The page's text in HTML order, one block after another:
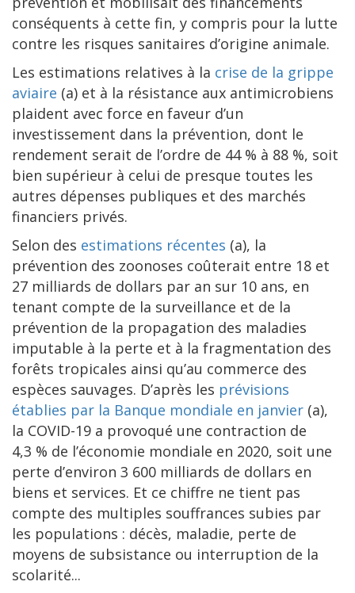
conséquents à cette fin, y compris pour la lutte
contre les risques sanitaires d’origine animale.
Les estimations relatives à la crise de la grippe
aviaire (a) et à la résistance aux antimicrobiens
plaident avec force en faveur d’un
investissement dans la prévention, dont le
rendement serait de l’ordre de 44 % à 88 %, soit
bien supérieur à celui de presque toutes les
autres dépenses publiques et des marchés
financiers privés.
Selon des estimations récentes (a), la
prévention des zoonoses coûterait entre 18 et
27 milliards de dollars par an sur 10 ans, en
tenant compte de la surveillance et de la
prévention de la propagation des maladies
imputable à la perte et à la fragmentation des
forêts tropicales ainsi qu’au commerce des
espèces sauvages. D’après les prévisions
établies par la Banque mondiale en janvier (a),
la COVID-19 a provoqué une contraction de
4,3 % de l’économie mondiale en 2020, soit une
perte d’environ 3 600 milliards de dollars en
biens et services. Et ce chiffre ne tient pas
compte des multiples souffrances subies par
les populations : décès, maladie, perte de
moyens de subsistance ou interruption de la
scolarité...